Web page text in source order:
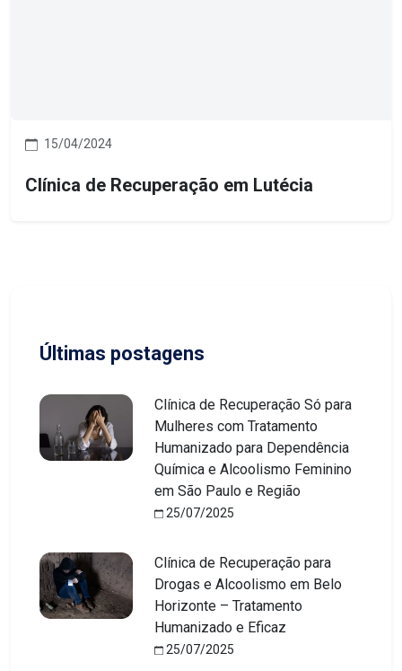
15/04/2024
Clínica de Recuperação em Lutécia
Últimas postagens
Clínica de Recuperação Só para
Mulheres com Tratamento
Humanizado para Dependência
Química e Alcoolismo Feminino
em São Paulo e Região
25/07/2025
Clínica de Recuperação para
Drogas e Alcoolismo em Belo
Horizonte – Tratamento
Humanizado e Eficaz
25/07/2025